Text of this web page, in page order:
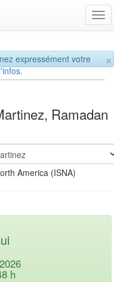
×
expressément votre
Ramadan
America (ISNA)
h